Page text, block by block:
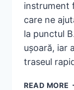
instrument
care ne
la punctul
ușoară, iar
traseul
READ MORE